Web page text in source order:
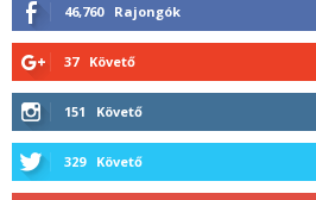
46,760 Rajongók
37 Követő
151 Követő
329 Követő